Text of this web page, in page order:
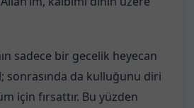
sadece bir gecelik heyecan
sonrasında da kulluğunu diri
için fırsattır. Bu yüzden